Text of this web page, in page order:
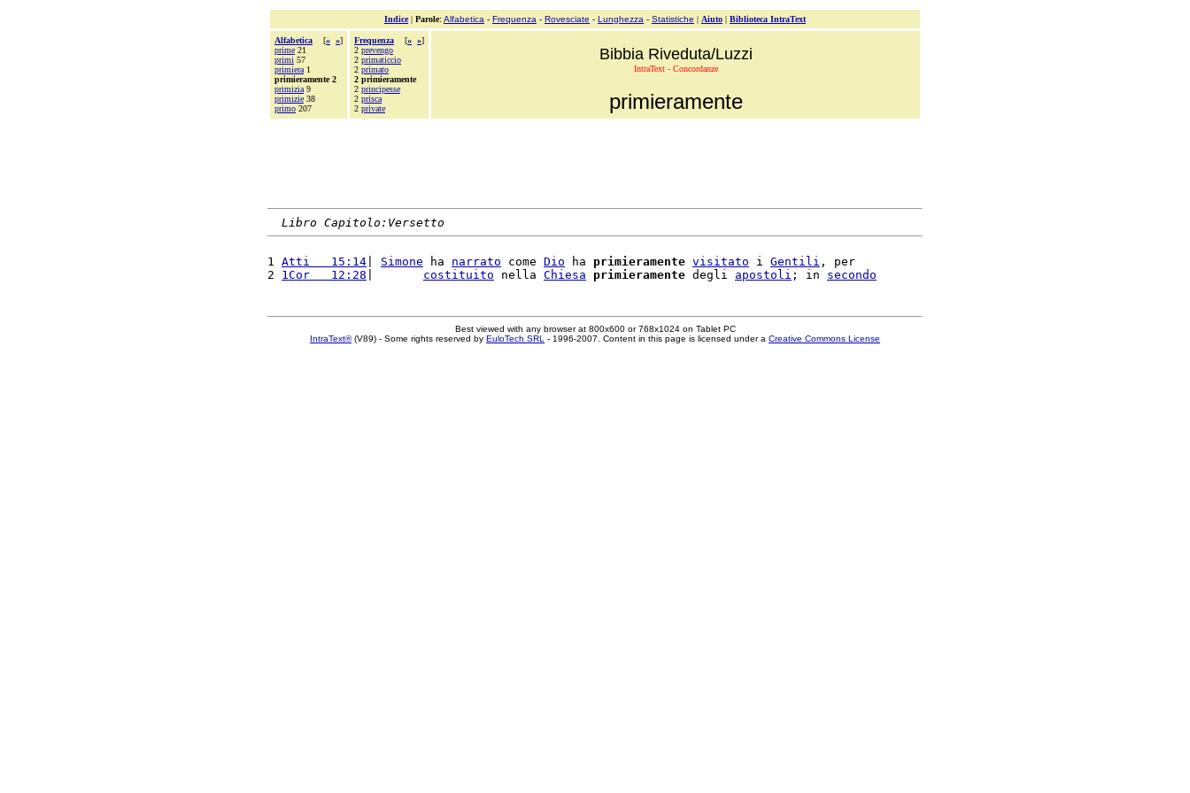
Indice| Parole: Alfabetica - Frequenza - Rovesciate - Lunghezza - Statistiche | Aiuto | Biblioteca IntraText
Alfabetica [« »]
prime 21
primi 57
primiera 1
primieramente 2
primizia 9
primizie 38
primo 207
Frequenza [« »]
2 prevengo
2 primaticcio
2 primato
2 primieramente
2 principesse
2 prisca
2 private
Bibbia Riveduta/Luzzi
IntraText - Concordanze
primieramente
Libro Capitolo:Versetto
1 Atti   15:14 Simone ha narrato come Dio ha primieramente visitato i Gentili , per
2 1Cor   12:28 costituito nella Chiesa primieramente degli apostoli ; in secondo
Best viewed with any browser at 800x600 or 768x1024 on Tablet PC
IntraText®(V89) - Some rights reserved by EuloTech SRL - 1996-2007. Content in this page is licensed under a Creative Commons License